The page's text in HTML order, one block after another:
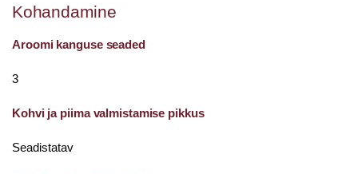
Kohandamine
Aroomi kanguse seaded
3
Kohvi ja piima valmistamise pikkus
Seadistatav